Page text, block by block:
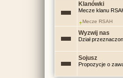
Klanówki
Mecze klanu
Mecze RSAH
Wyzwij nas
Dział
Sojusz
Propozycje o